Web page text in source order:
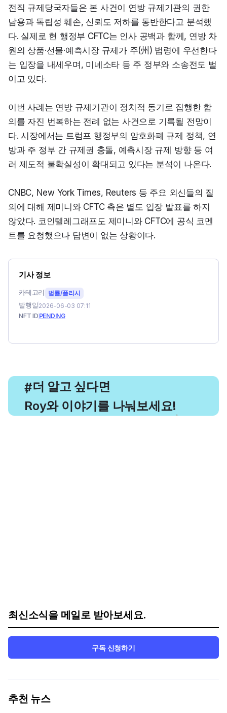
전직 규제당국자들은 본 사건이 연방 규제기관의 권한
남용과 독립성 훼손, 신뢰도 저하를 동반한다고 분석했
다. 실제로 현 행정부 CFTC는 인사 공백과 함께, 연방 차
원의 상품·선물·예측시장 규제가 주(州) 법령에 우선한다
는 입장을 내세우며, 미네소타 등 주 정부와 소송전도 벌
이고 있다.
이번 사례는 연방 규제기관이 정치적 동기로 집행한 합
의를 자진 번복하는 전례 없는 사건으로 기록될 전망이
다. 시장에서는 트럼프 행정부의 암호화폐 규제 정책, 연
방과 주 정부 간 규제권 충돌, 예측시장 규제 방향 등 여
러 제도적 불확실성이 확대되고 있다는 분석이 나온다.
CNBC, New York Times, Reuters 등 주요 외신들의 질
의에 대해 제미니와 CFTC 측은 별도 입장 발표를 하지
않았다. 코인텔레그래프도 제미니와 CFTC에 공식 코멘
트를 요청했으나 답변이 없는 상황이다.
기사 정보
카테고리 법률/폴리시
발행일 2026-06-03 07:11
NFT ID PENDING
#
, 더 알고 싶다면
Roy와 이야기를 나눠보세요!
최신소식을 메일로 받아보세요.
구독 신청하기
추천 뉴스